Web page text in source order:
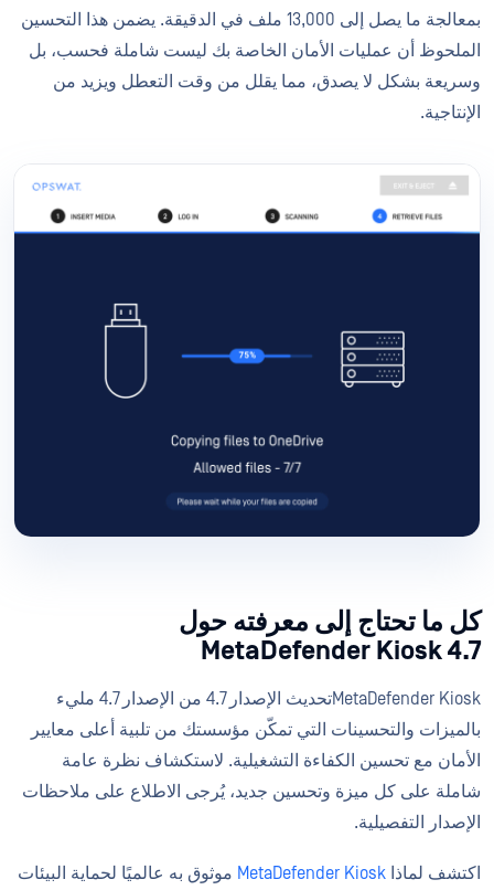
بمعالجة ما يصل إلى 13,000 ملف في الدقيقة. يضمن هذا التحسين
الملحوظ أن عمليات الأمان الخاصة بك ليست شاملة فحسب، بل
وسريعة بشكل لا يصدق، مما يقلل من وقت التعطل ويزيد من
الإنتاجية.
كل ما تحتاج إلى معرفته حول
MetaDefender Kiosk 4.7
MetaDefender Kioskتحديث الإصدار 4.7 من الإصدار 4.7 مليء
بالميزات والتحسينات التي تمكّن مؤسستك من تلبية أعلى معايير
الأمان مع تحسين الكفاءة التشغيلية. لاستكشاف نظرة عامة
شاملة على كل ميزة وتحسين جديد، يُرجى الاطلاع على ملاحظات
الإصدار التفصيلية.
اكتشف لماذا MetaDefender Kiosk موثوق به عالميًا لحماية البيئات